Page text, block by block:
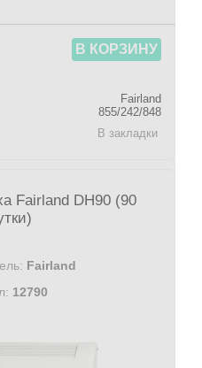
В КОРЗИНУ
Fairland
855/242/848
В закладки
Fairland DH90 (90
Fairland
12790